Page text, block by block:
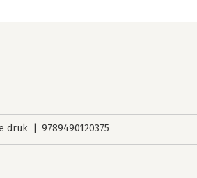
druk 9789490120375